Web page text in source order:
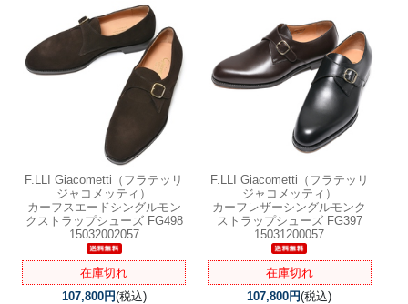
F.LLI Giacometti（フラテッリ
ジャコメッティ）
カーフスエードシングルモン
クストラップシューズ FG498
15032002057
在庫切れ
107,800円(税込)
F.LLI Giacometti（フラテッリ
ジャコメッティ）
カーフレザーシングルモンク
ストラップシューズ FG397
15031200057
在庫切れ
107,800円(税込)